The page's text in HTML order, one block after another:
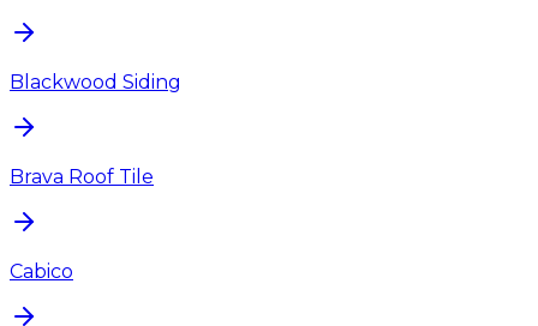
Blackwood Siding
Brava Roof Tile
Cabico